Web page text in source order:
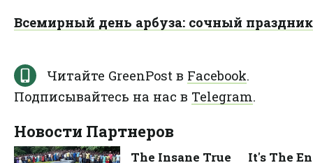
Всемирный день арбуза: сочный
Читайте GreenPost в Facebook.
Подписывайтесь на нас в Telegram.